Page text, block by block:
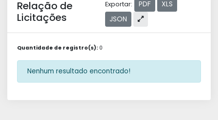
Relação de
Licitações
Exportar: PDF
XLS
JSON
Quantidade de registro(s): 0
Nenhum resultado encontrado!